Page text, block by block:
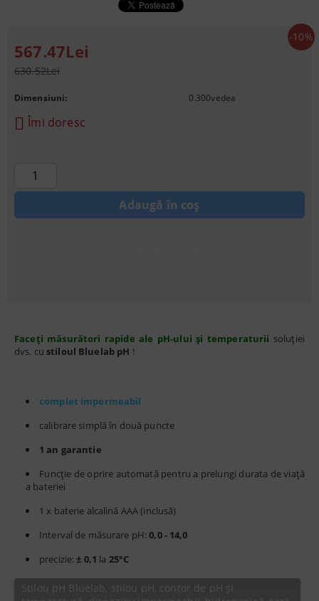
Faceți măsurători rapide ale pH-ului și temperaturii soluției
dvs. custiloul Bluelab pH !
complet impermeabil
calibrare simplă în două puncte
1 an garantie
Funcție de oprire automată pentru a prelungi durata de viață
a bateriei
1 x baterie alcalină AAA (inclusă)
Interval de măsurare pH:0,0- 14,0
precizie:± 0,1 la 25°C
Stilou pH Bluelab, stilou pH, contor de pH și
-10%
567.47Lei
630.52Lei
Dimensiuni: 0.300vedea
Îmi doresc